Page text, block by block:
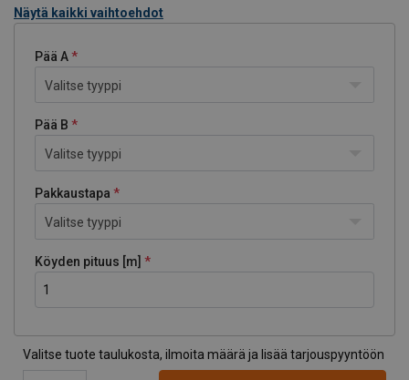
Näytä kaikki vaihtoehdot
Pää A
Valitse tyyppi
Pää B
Valitse tyyppi
Pakkaustapa
Valitse tyyppi
Köyden pituus [m]
Valitse tuote taulukosta, ilmoita määrä ja lisää tarjouspyyntöön